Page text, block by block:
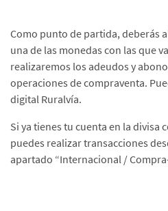
Como punto de partida, deberás
una de las monedas con las que
realizaremos los adeudos y
operaciones de compraventa.
digital Ruralvía.
Si ya tienes tu cuenta en la divisa
puedes realizar transacciones
apartado “Internacional /